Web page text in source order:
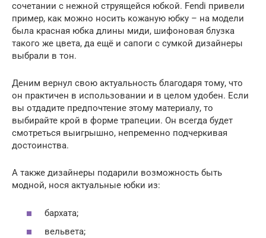
сочетании с нежной струящейся юбкой. Fendi привели
пример, как можно носить кожаную юбку – на модели
была красная юбка длины миди, шифоновая блузка
такого же цвета, да ещё и сапоги с сумкой дизайнеры
выбрали в тон.
Деним вернул свою актуальность благодаря тому, что
он практичен в использовании и в целом удобен. Если
вы отдадите предпочтение этому материалу, то
выбирайте крой в форме трапеции. Он всегда будет
смотреться выигрышно, непременно подчеркивая
достоинства.
А также дизайнеры подарили возможность быть
модной, нося актуальные юбки из:
бархата;
вельвета;